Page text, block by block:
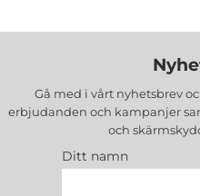
Gå med i vårt nyhetsbrev
erbjudanden och kampanjer
och
Ditt namn